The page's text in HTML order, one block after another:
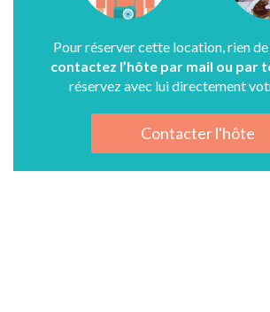
Pour réserver cette location, rien de
contactez l’hôte par mail ou par
réservez avec lui directement
Contacter l'hôte